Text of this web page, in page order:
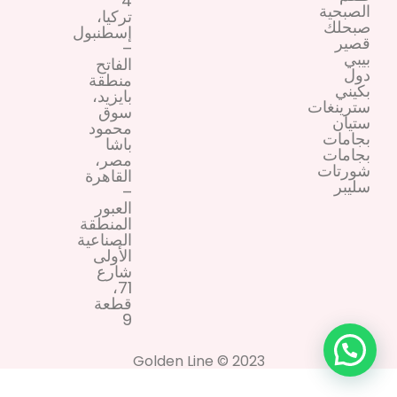
الصبحية
صبحلك
قصير
بيبي
دول
بكيني
سترينغات
ستيان
بجامات
بجامات
شورتات
سليبر
تركيا،
إسطنبول
–
الفاتح
منطقة
بايزيد،
سوق
محمود
باشا
مصر،
القاهرة
–
العبور
المنطقة
الصناعية
الأولى
شارع
71،
قطعة
9
2023 © Golden Line